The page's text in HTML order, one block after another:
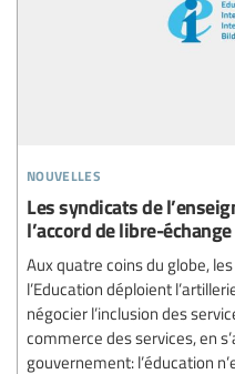
nouvelles
Les syndicats de
l’accord de libre-échange
Aux quatre coins du globe,
l’Education déploient
négocier l’inclusion des
commerce des services, en
gouvernement: l’éducation